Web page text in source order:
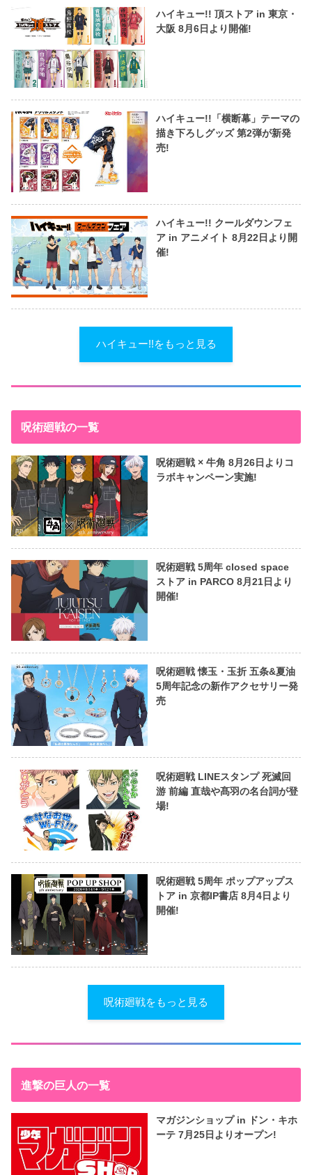
ハイキュー!! 頂ストア in 東京・
大阪 8月6日より開催!
ハイキュー!!「横断幕」テーマの
描き下ろしグッズ 第2弾が新発
売!
ハイキュー!! クールダウンフェ
ア in アニメイト 8月22日より開
催!
ハイキュー!!をもっと見る
呪術廻戦の一覧
呪術廻戦 × 牛角 8月26日よりコ
ラボキャンペーン実施!
呪術廻戦 5周年 closed space
ストア in PARCO 8月21日より
開催!
呪術廻戦 懐玉・玉折 五条&夏油
5周年記念の新作アクセサリー発
売
呪術廻戦 LINEスタンプ 死滅回
游 前編 直哉や髙羽の名台詞が登
場!
呪術廻戦 5周年 ポップアップス
トア in 京都IP書店 8月4日より
開催!
呪術廻戦をもっと見る
進撃の巨人の一覧
マガジンショップ in ドン・キホ
ーテ 7月25日よりオープン!